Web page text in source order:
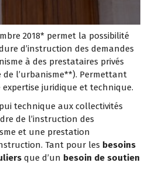
2018* permet la possibilité
d’instruction des demandes
à des prestataires privés
de l’urbanisme**). Permettant
expertise juridique et technique.
technique aux collectivités
de l’instruction des
et une prestation
Tant pour les besoins
que d’un besoin de soutien